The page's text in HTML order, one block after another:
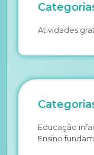
Atividades
Educação
Ensino